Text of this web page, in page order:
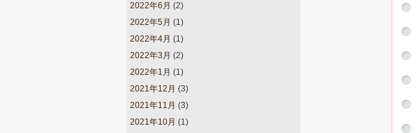
2022年6月 (2)
2022年5月 (1)
2022年4月 (1)
2022年3月 (2)
2022年1月 (1)
2021年12月 (3)
2021年11月 (3)
2021年10月 (1)